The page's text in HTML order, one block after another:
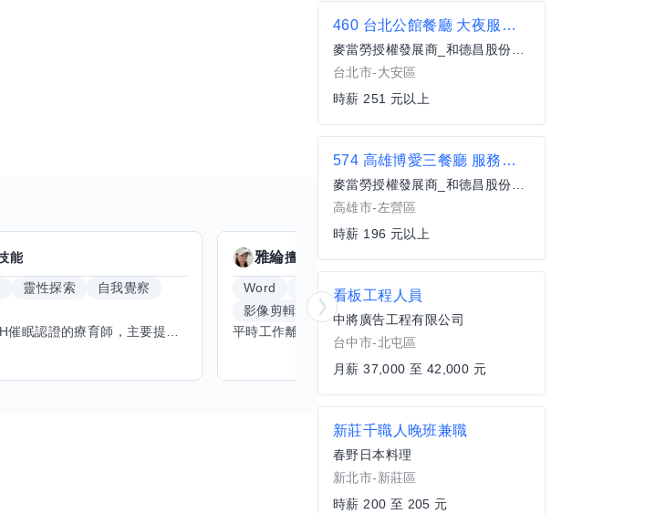
能
靈性探索
自我覺察
結合靈魂療癒x NGH催眠認證的療育師，主要提供潛意識探索和靈魂導向的催眠療育。你會全程100%清醒跟我對話。
雅綸擅長
Word Excel
倉頡輸入法
影像剪輯與後製
手機遊戲
更多
460 台北公館餐廳 大夜服務員(兼職)
麥當勞授權發展商_和德昌股份有限公司
台北市-大安區
時薪 251 元以上
574 高雄博愛三餐廳 服務員(兼職)
麥當勞授權發展商_和德昌股份有限公司
高雄市-左營區
時薪 196 元以上
看板工程人員
中將廣告工程有限公司
台中市-北屯區
月薪 37,000 至 42,000 元
新莊千職人晚班兼職
春野日本料理
新北市-新莊區
時薪 200 至 205 元